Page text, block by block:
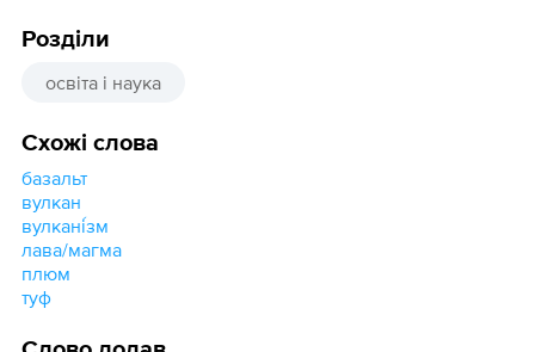
Розділи
освіта і наука
Схожі слова
базальт
вулкан
вулкані́зм
лава/магма
плюм
туф